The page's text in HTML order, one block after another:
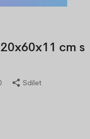
cm s
Sdílet